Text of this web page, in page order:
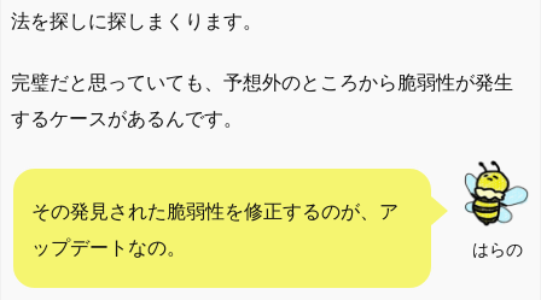
法を探しに探しまくります。
完璧だと思っていても、予想外のところから脆弱性が発生
するケースがあるんです。
はらの
その発見された脆弱性を修正するのが、ア
ップデートなの。